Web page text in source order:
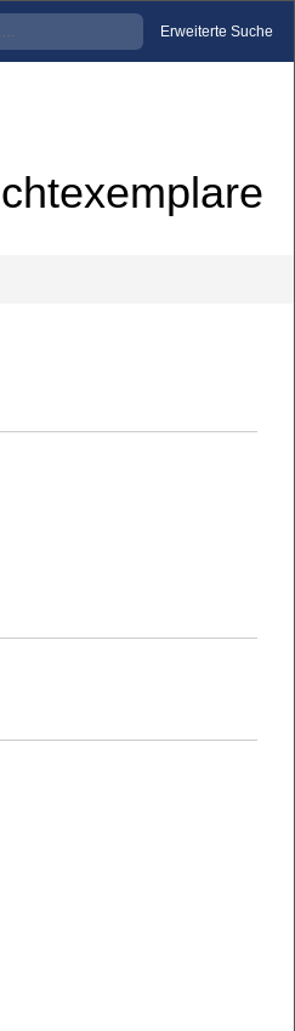
Erweiterte Suche